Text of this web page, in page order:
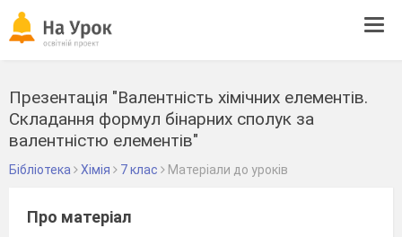
Презентація "Валентність хімічних елементів.
Складання формул бінарних сполук за
валентністю елементів"
Бібліотека Хімія 7 клас Матеріали до уроків
Про матеріал